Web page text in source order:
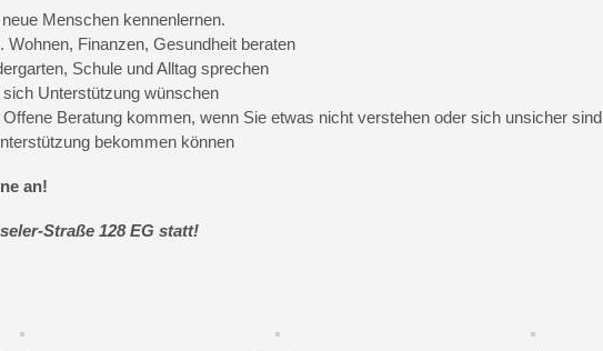
Menschen kennenlernen.
Finanzen, Gesundheit beraten
Schule und Alltag sprechen
Unterstützung wünschen
Beratung kommen, wenn Sie etwas nicht verstehen oder sich unsicher sind
bekommen können
an!
Straße 128 EG statt!